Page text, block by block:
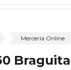
Mercería Online